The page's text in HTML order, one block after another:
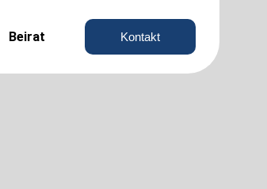
Beirat Kontakt